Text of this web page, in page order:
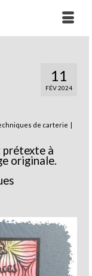
11
FÉV 2024
de carterie |
prétexte à
originale.